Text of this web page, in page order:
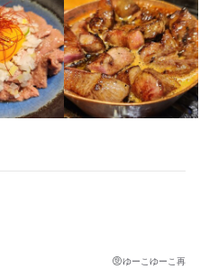
ゆーこゆーこ再
理なくプライベートを大切に
ビル 2F